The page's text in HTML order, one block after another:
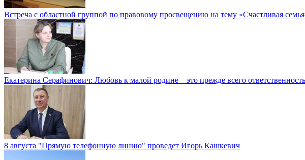
Встреча с областной группой по правовому просвещению на тему «Счастливая
Екатерина Серафинович: Любовь к малой родине – это прежде всего
8 августа "Прямую телефонную линию" проведет Игорь Кашкевич